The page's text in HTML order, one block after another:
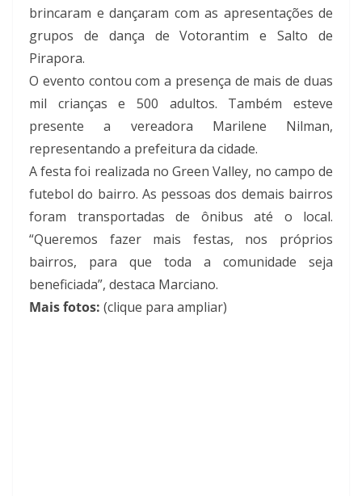
brincaram e dançaram com as apresentações de
grupos de dança de Votorantim e Salto de
Pirapora.
O evento contou com a presença de mais de duas
mil crianças e 500 adultos. Também esteve
presente a vereadora Marilene Nilman,
representando a prefeitura da cidade.
A festa foi realizada no Green Valley, no campo de
futebol do bairro. As pessoas dos demais bairros
foram transportadas de ônibus até o local.
“Queremos fazer mais festas, nos próprios
bairros, para que toda a comunidade seja
beneficiada”, destaca Marciano.
Mais fotos: (clique para ampliar)